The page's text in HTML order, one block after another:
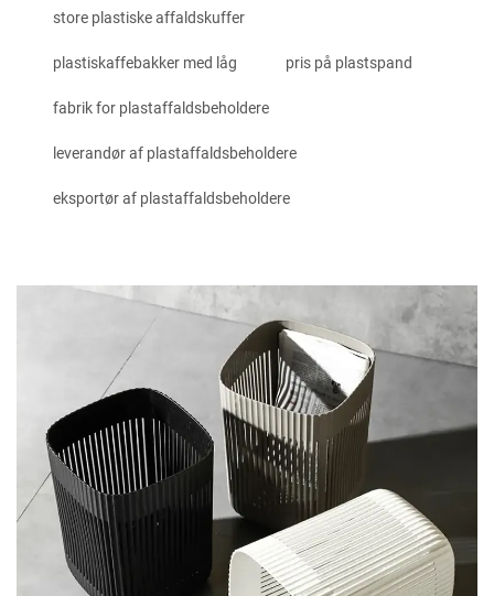
store plastiske affaldskuffer
plastiskaffebakker med låg pris på plastspand
fabrik for plastaffaldsbeholdere
leverandør af plastaffaldsbeholdere
eksportør af plastaffaldsbeholdere